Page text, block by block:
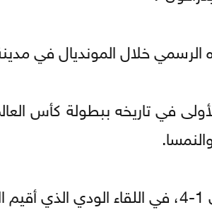
خلال المونديال في مدينة
في تاريخه ببطولة كأس